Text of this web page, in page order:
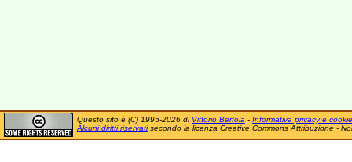
Questo sito è (C) 1995-2026 di Vittorio Bertola - Informativa privacy e cookie
Alcuni diritti riservatisecondo la licenza Creative Commons Attribuzione -